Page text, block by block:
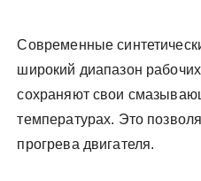
Современные
широкий диапазон
сохраняют свои
температурах. Это
прогрева двигателя.